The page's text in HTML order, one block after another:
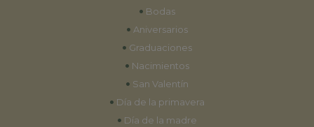
• Bodas
• Aniversarios
• Graduaciones
• Nacimientos
• San Valentín
• Día de la primavera
• Día de la madre